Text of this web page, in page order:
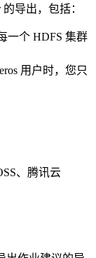
导出，包括：
一个 HDFS 集群
用户时，您只
、腾讯云